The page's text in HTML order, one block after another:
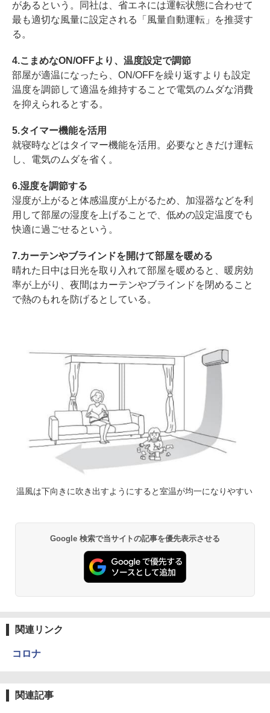
があるという。同社は、省エネには運転状態に合わせて
最も適切な風量に設定される「風量自動運転」を推奨す
る。
4.こまめなON/OFFより、温度設定で調節
部屋が適温になったら、ON/OFFを繰り返すよりも設定
温度を調節して適温を維持することで電気のムダな消費
を抑えられるとする。
5.タイマー機能を活用
就寝時などはタイマー機能を活用。必要なときだけ運転
し、電気のムダを省く。
6.湿度を調節する
湿度が上がると体感温度が上がるため、加湿器などを利
用して部屋の湿度を上げることで、低めの設定温度でも
快適に過ごせるという。
7.カーテンやブラインドを開けて部屋を暖める
晴れた日中は日光を取り入れて部屋を暖めると、暖房効
率が上がり、夜間はカーテンやブラインドを閉めること
で熱のもれを防げるとしている。
温風は下向きに吹き出すようにすると室温が均一になりやすい
Google 検索で当サイトの記事を優先表示させる
関連リンク
コロナ
関連記事